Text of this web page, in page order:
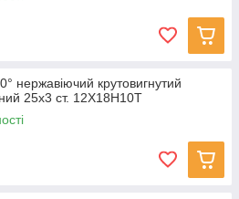
нержавіючий крутовигнутий
25x3 ст. 12Х18Н10Т